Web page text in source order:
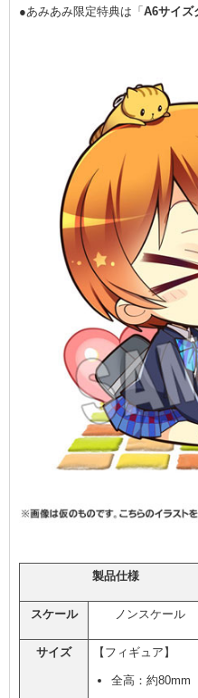
●あみあみ限定特典は「A6サイズ
製品仕様
スケール ノンスケール
サイズ 【フィギュア】
全高：約80mm